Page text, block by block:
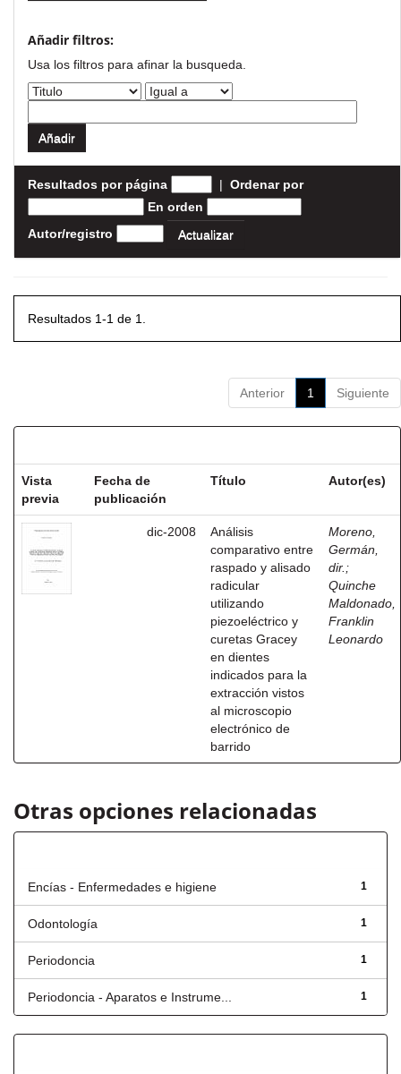
Añadir filtros:
Usa los filtros para afinar la busqueda.
Resultados por página | Ordenar por
En orden
Autor/registro
Resultados 1-1 de 1.
Anterior 1 Siguiente
Vista
previa
Fecha de
publicación
Título Autor(es)
dic-2008
Análisis
comparativo entre
raspado y alisado
radicular
utilizando
piezoeléctrico y
curetas Gracey
en dientes
indicados para la
extracción vistos
al microscopio
electrónico de
barrido
Moreno,
Germán,
dir. ;
Quinche
Maldonado,
Franklin
Leonardo
Otras opciones relacionadas
1
Encías - Enfermedades e higiene
1
Odontología
1
Periodoncia
1
Periodoncia - Aparatos e Instrume...